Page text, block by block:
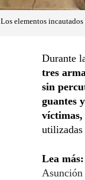
Los elementos
Durante
tres
sin
guantes
víctimas,
Lea más:
Asunción